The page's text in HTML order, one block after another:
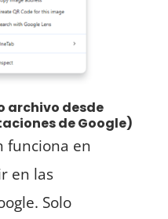
archivo desde
de Google)
funciona en
en las
Solo